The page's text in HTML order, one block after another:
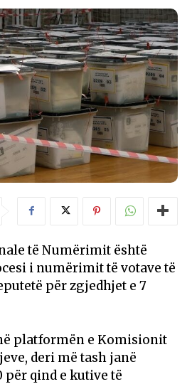
të Numërimit është
i numërimit të votave të
për zgjedhjet e 7
platformën e Komisionit
deri më tash janë
qind e kutive të